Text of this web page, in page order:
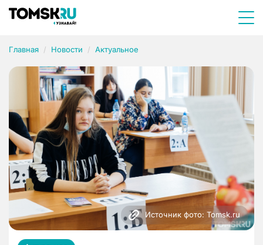
Главная Новости Актуальное
Источник фото: Tomsk.ru